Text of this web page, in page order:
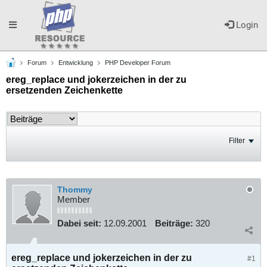
Login
Toggle
navigation
Forum Entwicklung PHP Developer Forum
ereg_replace und jokerzeichen in der zu
ersetzenden Zeichenkette
Filter
Thommy
Member
Dabei seit: 12.09.2001 Beiträge: 320
#1
ereg_replace und jokerzeichen in der zu